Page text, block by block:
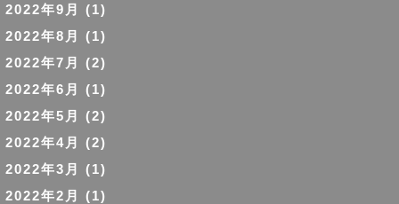
2022年9月
(1)
2022年8月
(1)
2022年7月
(2)
2022年6月
(1)
2022年5月
(2)
2022年4月
(2)
2022年3月
(1)
2022年2月
(1)